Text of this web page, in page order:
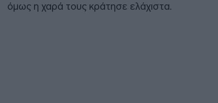
όμως η χαρά τους κράτησε ελάχιστα.